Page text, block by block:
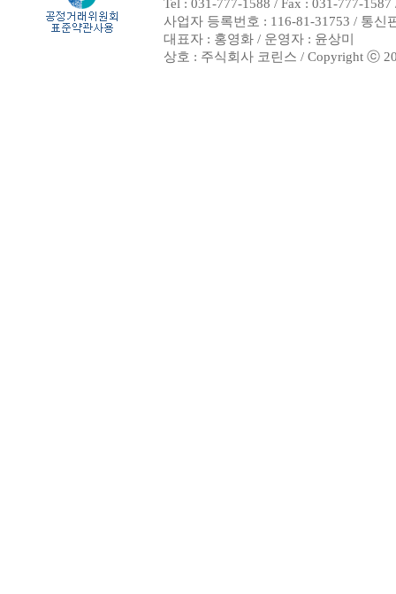
Tel : 031-777-1588 / Fax : 031-777-
사업자 등록번호 : 116-81-31753 / 통신
대표자 : 홍영화 / 운영자 : 윤상미
상호 : 주식회사 코린스 / Copyright ⓒ